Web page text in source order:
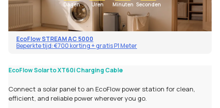
Dagen Uren Minuten Seconden
EcoFlow STREAM AC 5000
Beperkte tijd: €700 korting + gratis P1 Meter
EcoFlow Solar to XT60i Charging Cable
Connect a solar panel to an EcoFlow power station for clean,
efficient, and reliable power wherever you go.